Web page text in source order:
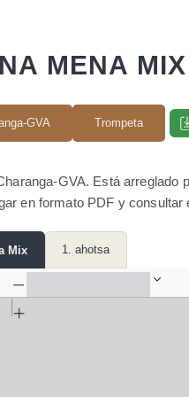
MENA MIX
GVA Trompeta
GVA. Está arreglado
en formato PDF y consultar
Mix 1. ahotsa